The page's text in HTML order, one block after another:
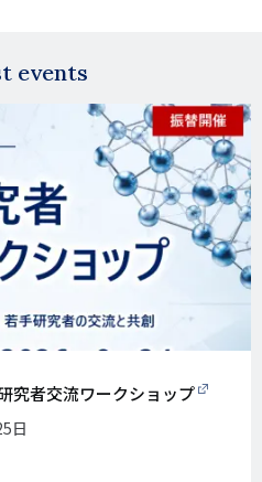
events
究者交流ワークショップ
日